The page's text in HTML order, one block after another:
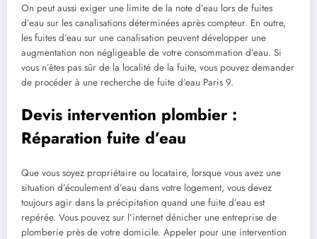
On peut aussi exiger une limite de la note d’eau lors de fuites
d’eau sur les canalisations déterminées après compteur. En outre,
les fuites d’eau sur une canalisation peuvent développer une
augmentation non négligeable de votre consommation d’eau. Si
vous n’êtes pas sûr de la localité de la fuite, vous pouvez demander
de procéder à une recherche de fuite d’eau Paris 9.
Devis intervention plombier :
Réparation fuite d’eau
Que vous soyez propriétaire ou locataire, lorsque vous avez une
situation d’écoulement d’eau dans votre logement, vous devez
toujours agir dans la précipitation quand une fuite d’eau est
repérée. Vous pouvez sur l’internet dénicher une entreprise de
plomberie près de votre domicile. Appeler pour une intervention